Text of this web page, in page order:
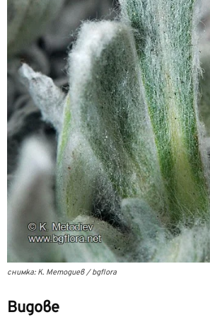
снимка: К. Методиев / bgflora
Видове